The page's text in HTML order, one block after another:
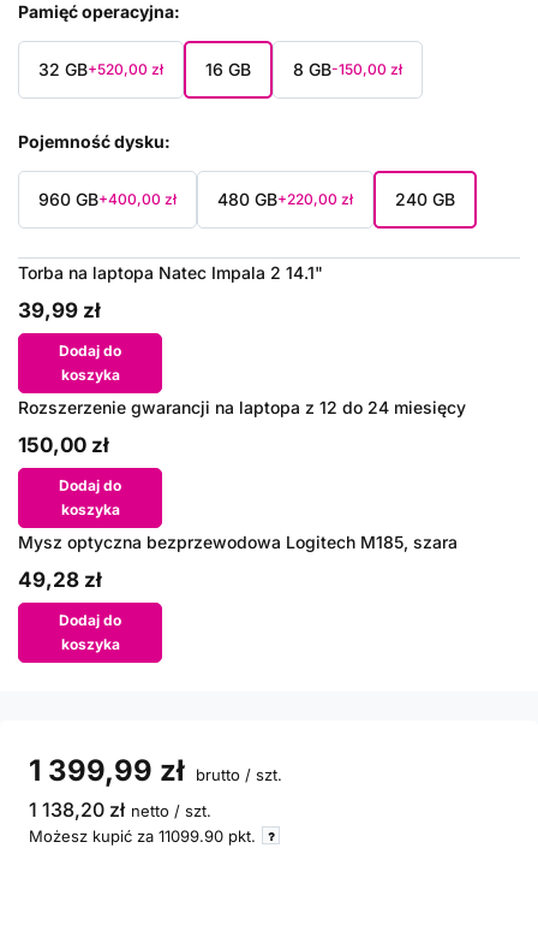
Pamięć operacyjna
32 GB+520,00 zł 16 GB 8 GB-150,00 zł
Pojemność dysku
960 GB+400,00 zł 480 GB+220,00 zł 240 GB
Torba na laptopa Natec Impala 2 14.1"
39,99 zł
Dodaj do
koszyka
Rozszerzenie gwarancji na laptopa z 12 do 24 miesięcy
150,00 zł
Dodaj do
koszyka
Mysz optyczna bezprzewodowa Logitech M185, szara
49,28 zł
Dodaj do
koszyka
1 399,99 zł brutto / szt.
1 138,20 zł netto / szt.
Możesz kupić za 11099.90 pkt.